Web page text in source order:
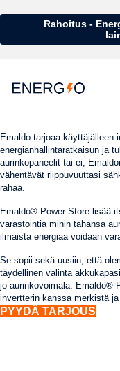
Rahoitus -
Emaldo tarjoaa käyttäjälleen
energianhallintaratkaisun ja
aurinkopaneelit tai ei,
vähentävät riippuvuuttasi
rahaa.
Emaldo® Power Store lisää
varastointia mihin tahansa
ilmaista energiaa voidaan
Se sopii sekä uusiin, että
täydellinen valinta
jo aurinkovoimala. Emaldo®
invertterin kanssa merkistä
PYYDÄ TARJOUS